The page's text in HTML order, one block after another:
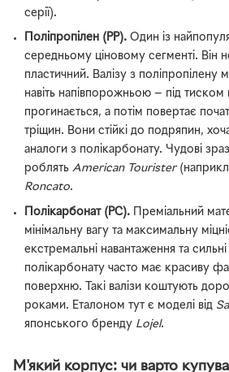
серії).
Поліпропілен (PP). Один із
середньому ціновому сегменті. Він
пластичний. Валізу з поліпропілену
навіть напівпорожньою — під
прогинається, а потім повертає
тріщин. Вони стійкі до подряпин,
аналоги з полікарбонату. Чудові
роблятьAmerican Tourister
Roncato.
Полікарбонат (PC). Преміальний
мінімальну вагу та максимальну
екстремальні навантаження та
полікарбонату часто має красиву
поверхню. Такі валізи коштують
роками. Еталоном тут є моделі від
японського бренду Lojel.
М'який корпус: чи варто